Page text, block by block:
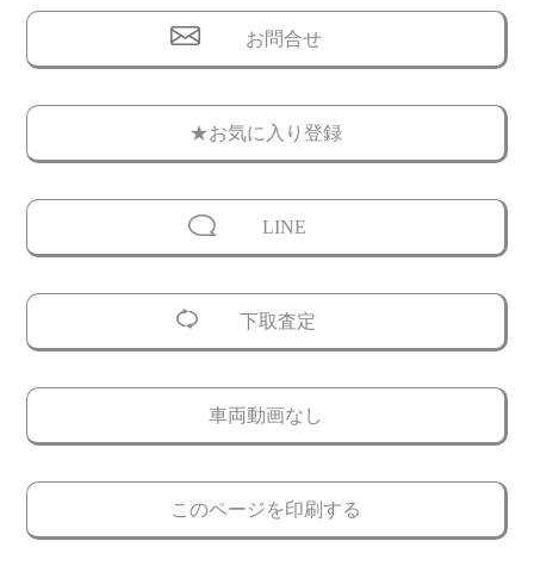
お問合せ
★お気に入り登録
LINE
下取査定
車両動画なし
このページを印刷する